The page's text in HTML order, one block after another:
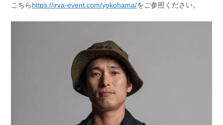
こちらhttps://jrva-event.com/yokohama/をご参照ください。